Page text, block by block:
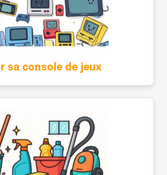
sa console de jeux